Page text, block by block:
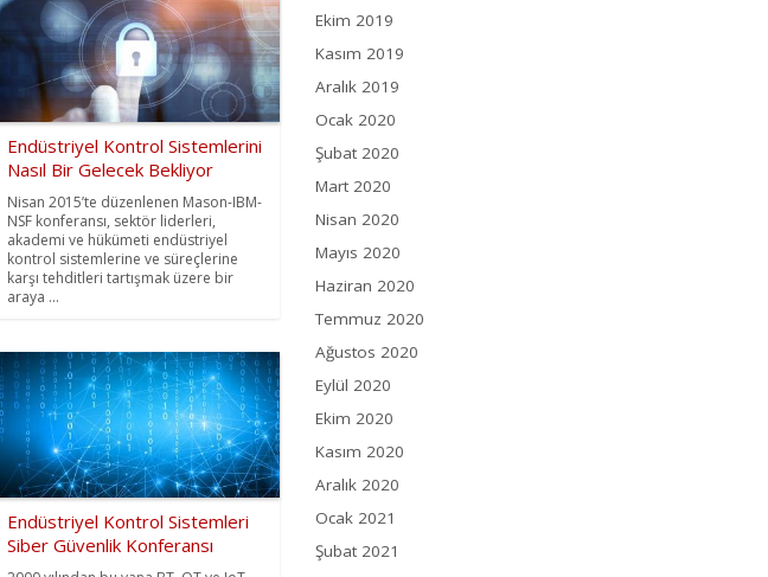
Endüstriyel Kontrol Sistemlerini
Nasıl Bir Gelecek Bekliyor
Nisan 2015’te düzenlenen Mason-IBM-
NSF konferansı, sektör liderleri,
akademi ve hükümeti endüstriyel
kontrol sistemlerine ve süreçlerine
karşı tehditleri tartışmak üzere bir
araya ...
Endüstriyel Kontrol Sistemleri
Siber Güvenlik Konferansı
Ekim 2019
Kasım 2019
Aralık 2019
Ocak 2020
Şubat 2020
Mart 2020
Nisan 2020
Mayıs 2020
Haziran 2020
Temmuz 2020
Ağustos 2020
Eylül 2020
Ekim 2020
Kasım 2020
Aralık 2020
Ocak 2021
Şubat 2021